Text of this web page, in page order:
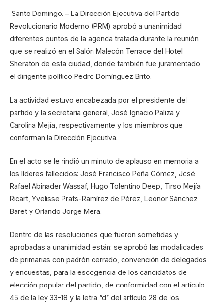
Santo Domingo. – La Dirección Ejecutiva del Partido
Revolucionario Moderno (PRM) aprobó a unanimidad
diferentes puntos de la agenda tratada durante la reunión
que se realizó en el Salón Malecón Terrace del Hotel
Sheraton de esta ciudad, donde también fue juramentado
el dirigente político Pedro Domínguez Brito.
La actividad estuvo encabezada por el presidente del
partido y la secretaria general, José Ignacio Paliza y
Carolina Mejía, respectivamente y los miembros que
conforman la Dirección Ejecutiva.
En el acto se le rindió un minuto de aplauso en memoria a
los líderes fallecidos: José Francisco Peña Gómez, José
Rafael Abinader Wassaf, Hugo Tolentino Deep, Tirso Mejía
Ricart, Yvelisse Prats-Ramírez de Pérez, Leonor Sánchez
Baret y Orlando Jorge Mera.
Dentro de las resoluciones que fueron sometidas y
aprobadas a unanimidad están: se aprobó las modalidades
de primarias con padrón cerrado, convención de delegados
y encuestas, para la escogencia de los candidatos de
elección popular del partido, de conformidad con el artículo
45 de la ley 33-18 y la letra “d” del artículo 28 de los